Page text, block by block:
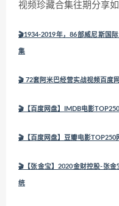
视频珍藏合集往期分享如
🎬1934-2019年，86部威尼斯国
集
🎬 72套阿米巴经营实战视频百
🎬【百度网盘】IMDB电影
🎬【百度网盘】豆瓣电影TOP250
🎬【张金宝】2020金财控股-张
统